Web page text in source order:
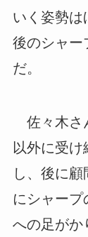
いく姿勢は
後のシャー
だ。
佐々木さ
以外に受
し、後に
にシャー
への足がか